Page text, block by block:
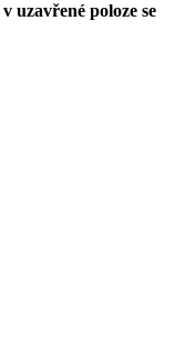
uzavřené poloze se